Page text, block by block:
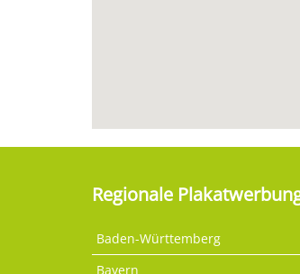
Regionale
Baden-Württemberg
Bayern